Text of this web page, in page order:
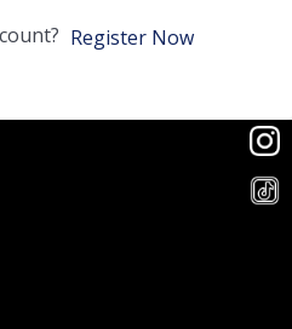
Register Now